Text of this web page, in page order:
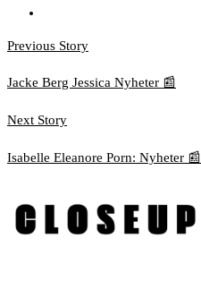
Inläggsnavigering
Previous StoryPrevious
Jacke Berg Jessica Nyheter 📰
Next StoryNext
Isabelle Eleanore Porn: Nyheter 📰